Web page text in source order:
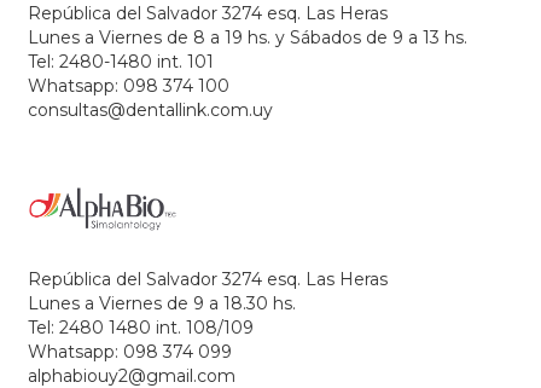
República del Salvador 3274 esq. Las Heras
Lunes a Viernes de 8 a 19 hs. y Sábados de 9 a 13 hs.
Tel: 2480-1480 int. 101
Whatsapp: 098 374 100
consultas@dentallink.com.uy
República del Salvador 3274 esq. Las Heras
Lunes a Viernes de 9 a 18.30 hs.
Tel: 2480 1480 int. 108/109
Whatsapp: 098 374 099
alphabiouy2@gmail.com